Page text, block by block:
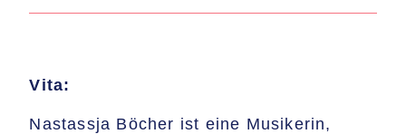
Vita:
Nastassja Böcher ist eine Musikerin,